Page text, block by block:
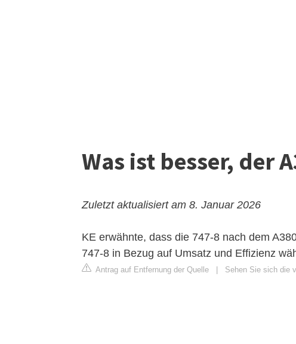
Was ist besser, der
Zuletzt aktualisiert am 8. Januar 2026
KE erwähnte, dass die 747-8 nach dem
747-8 in Bezug auf Umsatz und Effizienz
Antrag auf Entfernung der Quelle Sehen Sie sich die